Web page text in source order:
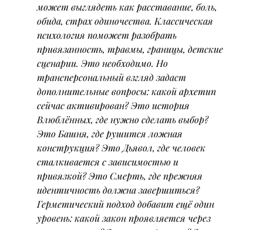
может выглядеть как расставание, боль,
обида, страх одиночества. Классическая
психология поможет разобрать
привязанность, травмы, границы, детские
сценарии. Это необходимо. Но
трансперсональный взгляд задаст
дополнительные вопросы: какой архетип
сейчас активирован? Это история
Влюблённых, где нужно сделать выбор?
Это Башня, где рушится ложная
конструкция? Это Дьявол, где человек
сталкивается с зависимостью и
привязкой? Это Смерть, где прежняя
идентичность должна завершиться?
Герметический подход добавит ещё один
уровень: какой закон проявляется через